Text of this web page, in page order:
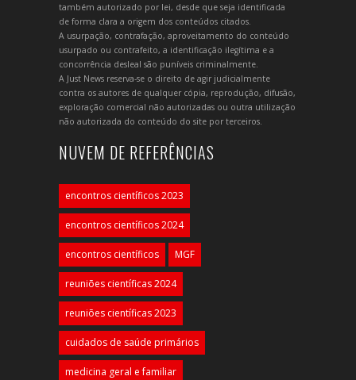
também autorizado por lei, desde que seja identificada
de forma clara a origem dos conteúdos citados.
A usurpação, contrafação, aproveitamento do conteúdo
usurpado ou contrafeito, a identificação ilegítima e a
concorrência desleal são puníveis criminalmente.
A Just News reserva-se o direito de agir judicialmente
contra os autores de qualquer cópia, reprodução, difusão,
exploração comercial não autorizadas ou outra utilização
não autorizada do conteúdo do site por terceiros.
NUVEM DE REFERÊNCIAS
encontros científicos 2023
encontros científicos 2024
encontros científicos MGF
reuniões científicas 2024
reuniões científicas 2023
cuidados de saúde primários
medicina geral e familiar